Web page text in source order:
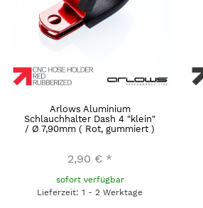
Arlows Aluminium
Schlauchhalter Dash 4 "klein"
/ Ø 7,90mm ( Rot, gummiert )
2,90 € *
sofort verfügbar
Lieferzeit: 1 - 2 Werktage